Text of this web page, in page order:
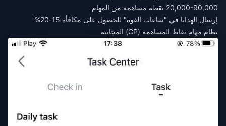
20,000-90,000 نقطة مساهمة من المهام
إرسال الهدايا في "ساعات القوة" للحصول على مكافأة 15-20%
نظام مهام نقاط المساهمة (CP) المجانية